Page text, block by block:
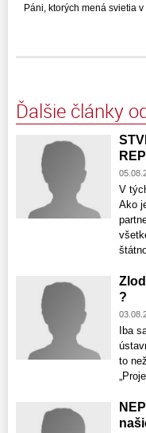
Páni, ktorých mená svietia v
Ďalšie články
V
Ako
?
Iba
to